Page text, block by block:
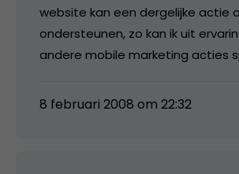
website kan een dergelijke actie
ondersteunen, zo kan ik uit
andere mobile marketing acties
8 februari 2008 om 22:32